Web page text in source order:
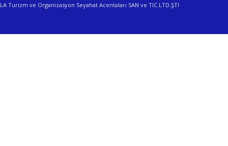
LA Turizm ve Organizasyon Seyahat Acentaları SAN ve TIC.LTD.ŞTI